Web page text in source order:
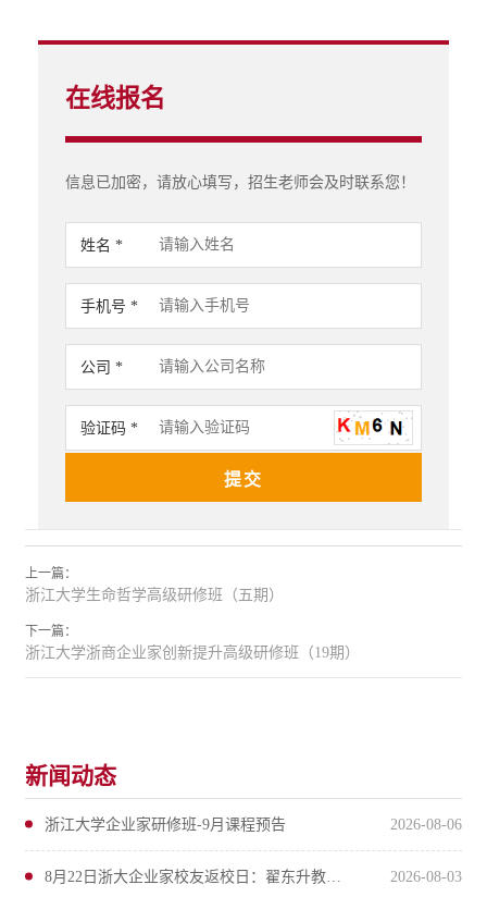
在线报名
信息已加密，请放心填写，招生老师会及时联系您！
姓名 *
手机号 *
公司 *
验证码 *
上一篇：
浙江大学生命哲学高级研修班（五期）
下一篇：
浙江大学浙商企业家创新提升高级研修班（19期）
新闻动态
2026-08-06
浙江大学企业家研修班-9月课程预告
2026-08-03